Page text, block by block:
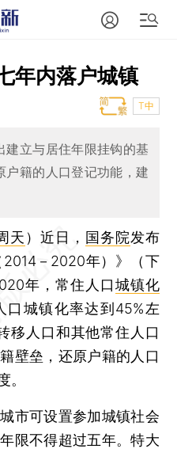
年内落户城镇
T中
建立与居住年限挂钩的基
户籍的人口登记功能，建
天 ） 近日， 国务院发布
2014－2020年）》（下
年，常住人口城镇化
口城镇化率达到45%左
移人口和其他常住人口
壁垒，还原户籍的人口
。
可设置参加城镇社会
限不得超过五年。特大